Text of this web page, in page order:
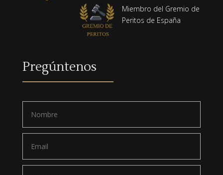
Miembro del Gremio de
Peritos de España
Pregúntenos